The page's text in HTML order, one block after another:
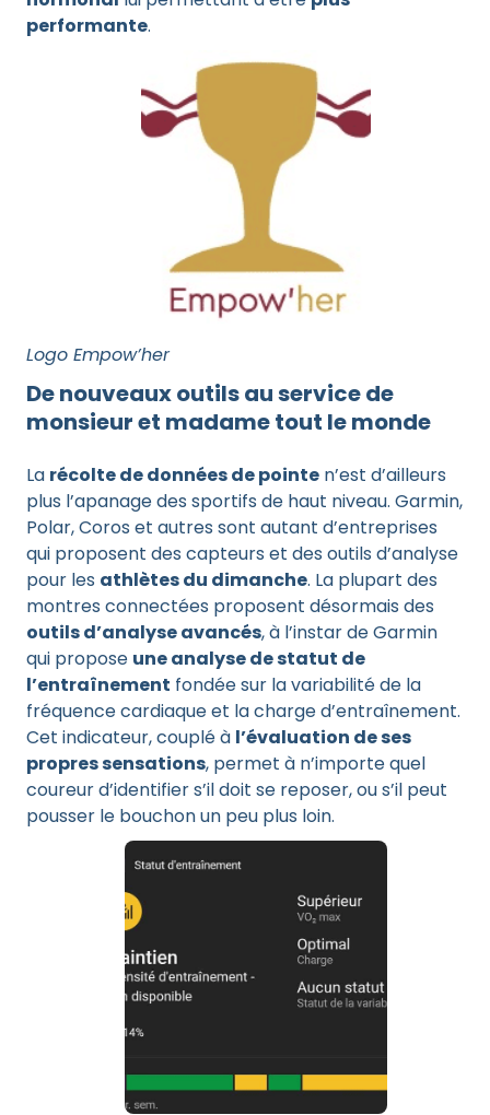
performante.
Logo Empow’her
De nouveaux outils au service de
monsieur et madame tout le monde
La récolte de données de pointe n’est d’ailleurs
plus l’apanage des sportifs de haut niveau. Garmin,
Polar, Coros et autres sont autant d’entreprises
qui proposent des capteurs et des outils d’analyse
pour les athlètes du dimanche. La plupart des
montres connectées proposent désormais des
outils d’analyse avancés, à l’instar de Garmin
qui propose une analyse de statut de
l’entraînement fondée sur la variabilité de la
fréquence cardiaque et la charge d’entraînement.
Cet indicateur, couplé à l’évaluation de ses
propres sensations, permet à n’importe quel
coureur d’identifier s’il doit se reposer, ou s’il peut
pousser le bouchon un peu plus loin.